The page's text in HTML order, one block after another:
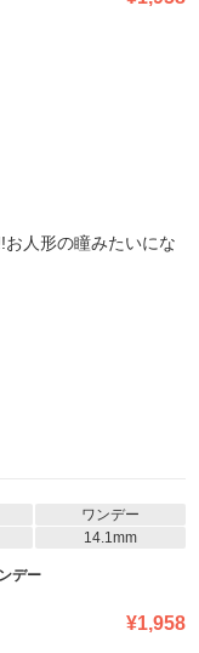
人形の瞳みたいにな
ワンデー
14.1mm
デー
¥1,958